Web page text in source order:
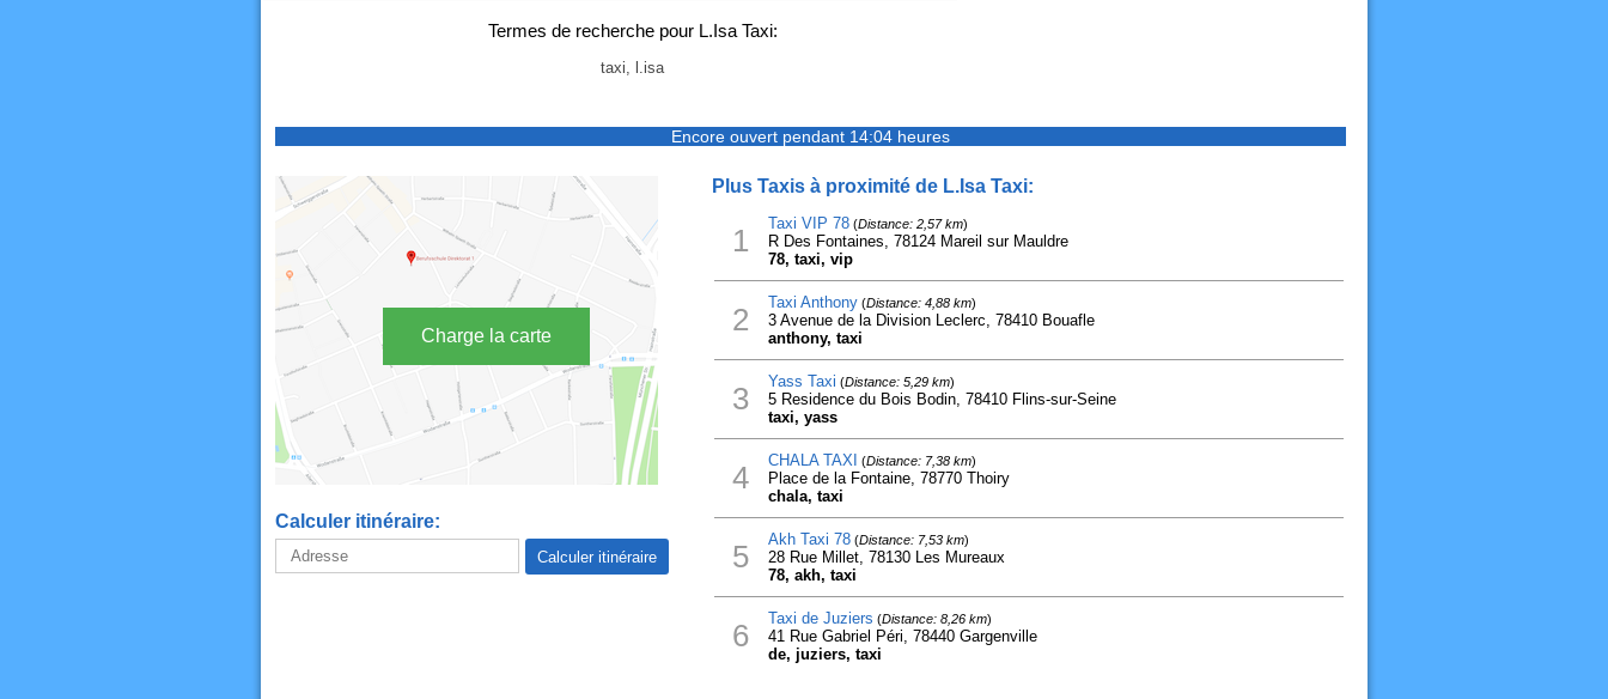
Termes de recherche pour L.Isa Taxi:
taxi, l.isa
Encore ouvert pendant 14:04 heures
Charge la carte
Calculer itinéraire:
Plus Taxis à proximité de L.Isa Taxi:
1 Taxi VIP 78(Distance: 2,57 km)
R Des Fontaines, 78124 Mareil sur Mauldre
78, taxi, vip
2 Taxi Anthony(Distance: 4,88 km)
3 Avenue de la Division Leclerc, 78410 Bouafle
anthony, taxi
3 Yass Taxi (Distance: 5,29 km)
5 Residence du Bois Bodin, 78410 Flins-sur-Seine
taxi, yass
4 CHALA TAXI (Distance: 7,38 km)
Place de la Fontaine, 78770 Thoiry
chala, taxi
5 Akh Taxi 78(Distance: 7,53 km)
28 Rue Millet, 78130 Les Mureaux
78, akh, taxi
6 Taxi de Juziers (Distance: 8,26 km)
41 Rue Gabriel Péri, 78440 Gargenville
de, juziers, taxi